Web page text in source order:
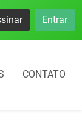
Entrar
CONTATO